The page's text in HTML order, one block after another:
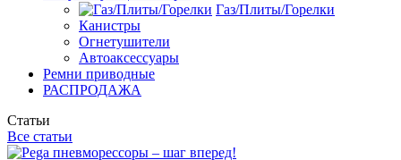
Газ/Плиты/Горелки
Канистры
Огнетушители
Автоаксессуары
Ремни приводные
РАСПРОДАЖА
Статьи
Все статьи